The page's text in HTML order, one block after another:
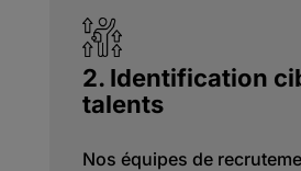
2. Identification
talents
Nos équipes de